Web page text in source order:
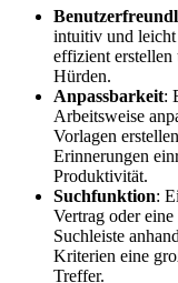
intuitiv und leicht
effizient
Hürden.
Anpassbarkeit:
Arbeitsweise
Vorlagen
Erinnerungen
Produktivität.
Suchfunktion:
Vertrag oder
Suchleiste
Kriterien eine
Treffer.